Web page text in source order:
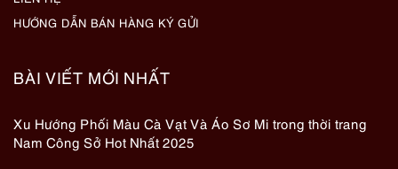
HƯỚNG DẪN BÁN HÀNG KÝ GỬI
BÀI VIẾT MỚI NHẤT
Xu Hướng Phối Màu Cà Vạt Và Áo Sơ Mi trong thời trang
Nam Công Sở Hot Nhất 2025